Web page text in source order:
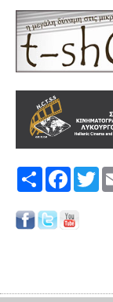
Share Facebook